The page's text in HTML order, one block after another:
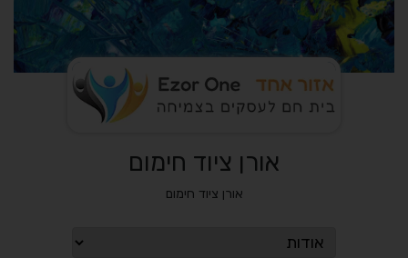
אורן ציוד חימום
אורן ציוד חימום